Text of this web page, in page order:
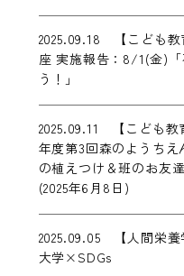
2025.09.18 【こども教
座 実施報告：8/1(金)
う！」
2025.09.11 【こども教
年度第3回森のようち
の植えつけ＆班のお友
(2025年6月8日)
2025.09.05 【人間栄養
大学×SDGs